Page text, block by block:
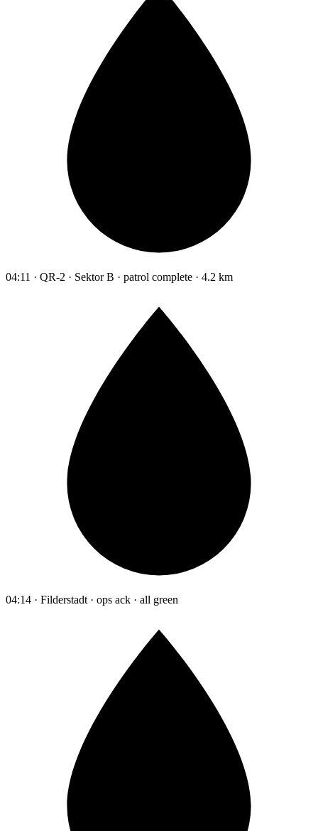
04:11 · QR-2 · Sektor B · patrol complete · 4.2 km
04:14 · Filderstadt · ops ack · all green